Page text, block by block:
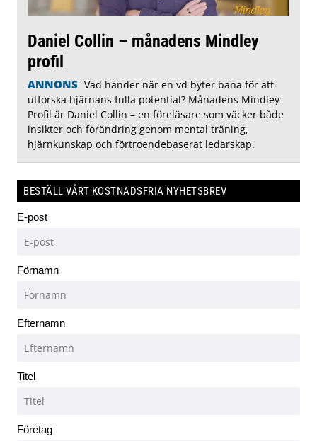
Daniel Collin – månadens Mindley
profil
ANNONS Vad händer när en vd byter bana för att
utforska hjärnans fulla potential? Månadens Mindley
Profil är Daniel Collin – en föreläsare som väcker både
insikter och förändring genom mental träning,
hjärnkunskap och förtroendebaserat ledarskap.
BESTÄLL VÅRT KOSTNADSFRIA NYHETSBREV
E-post
Förnamn
Efternamn
Titel
Företag